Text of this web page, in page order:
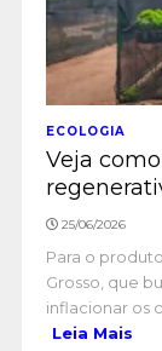
ECOLOGIA
Veja
25/06/2026
Para o
Grosso, que
inflacionar os
Leia Mais